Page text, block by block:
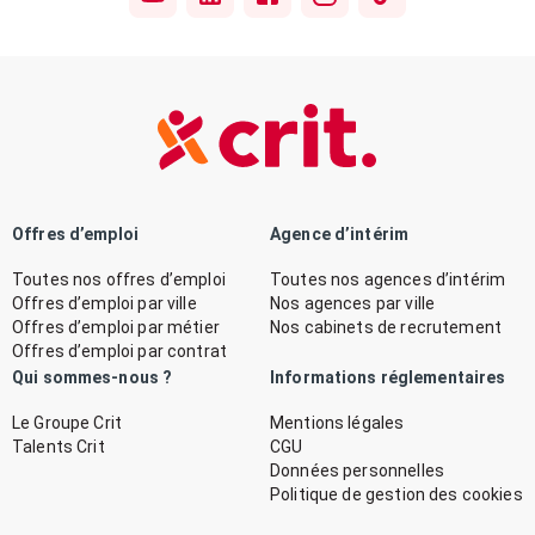
Offres d’emploi
Toutes nos offres d’emploi
Offres d’emploi par ville
Offres d’emploi par métier
Offres d’emploi par contrat
Agence d’intérim
Toutes nos agences d’intérim
Nos agences par ville
Nos cabinets de recrutement
Qui sommes-nous ?
Le Groupe Crit
Talents Crit
Informations réglementaires
Mentions légales
CGU
Données personnelles
Politique de gestion des cookies